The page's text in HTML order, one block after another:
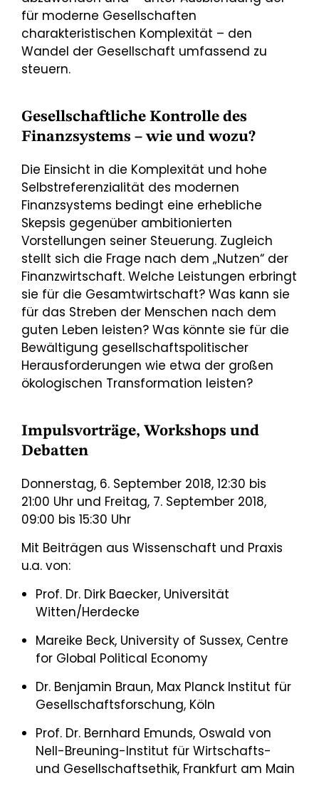
für moderne Gesellschaften
charakteristischen Komplexität – den
Wandel der Gesellschaft umfassend zu
steuern.
Gesellschaftliche Kontrolle des
Finanzsystems – wie und wozu?
Die Einsicht in die Komplexität und hohe
Selbstreferenzialität des modernen
Finanzsystems bedingt eine erhebliche
Skepsis gegenüber ambitionierten
Vorstellungen seiner Steuerung. Zugleich
stellt sich die Frage nach dem „Nutzen“ der
Finanzwirtschaft. Welche Leistungen erbringt
sie für die Gesamtwirtschaft? Was kann sie
für das Streben der Menschen nach dem
guten Leben leisten? Was könnte sie für die
Bewältigung gesellschaftspolitischer
Herausforderungen wie etwa der großen
ökologischen Transformation leisten?
Impulsvorträge, Workshops und
Debatten
Donnerstag, 6. September 2018, 12:30 bis
21:00 Uhr und Freitag, 7. September 2018,
09:00 bis 15:30 Uhr
Mit Beiträgen aus Wissenschaft und Praxis
u.a. von:
Prof. Dr. Dirk Baecker, Universität
Witten/Herdecke
Mareike Beck, University of Sussex, Centre
for Global Political Economy
Dr. Benjamin Braun, Max Planck Institut für
Gesellschaftsforschung, Köln
Prof. Dr. Bernhard Emunds, Oswald von
Nell-Breuning-Institut für Wirtschafts-
und Gesellschaftsethik, Frankfurt am Main